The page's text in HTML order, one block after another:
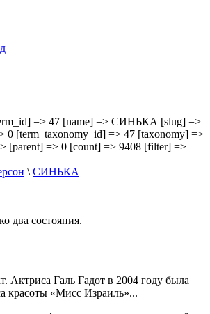
=> 47 [name] => СИНЬКА [slug] =>
0 [term_taxonomy_id] => 47 [taxonomy] =>
[parent] => 0 [count] => 9408 [filter] =>
\ СИНЬКА
два состояния.
Актриса Галь Гадот в 2004 году была
красоты «Мисс Израиль»...